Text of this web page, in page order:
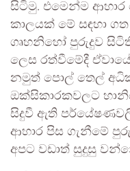
සිටිමු. එමෙන්ම ආහාර
කාලයක් මේ සඳහා
ගෘහනිහෝ පුරුදුව
ලෙස රත්වීමේදී
නමුත් පොල් තෙල් අධික
ඔක්සිකාරකවලට
සිදුවී ඇති
ආහාර පිස ගැනීමේ
අපට වඩාත් සුදුසු